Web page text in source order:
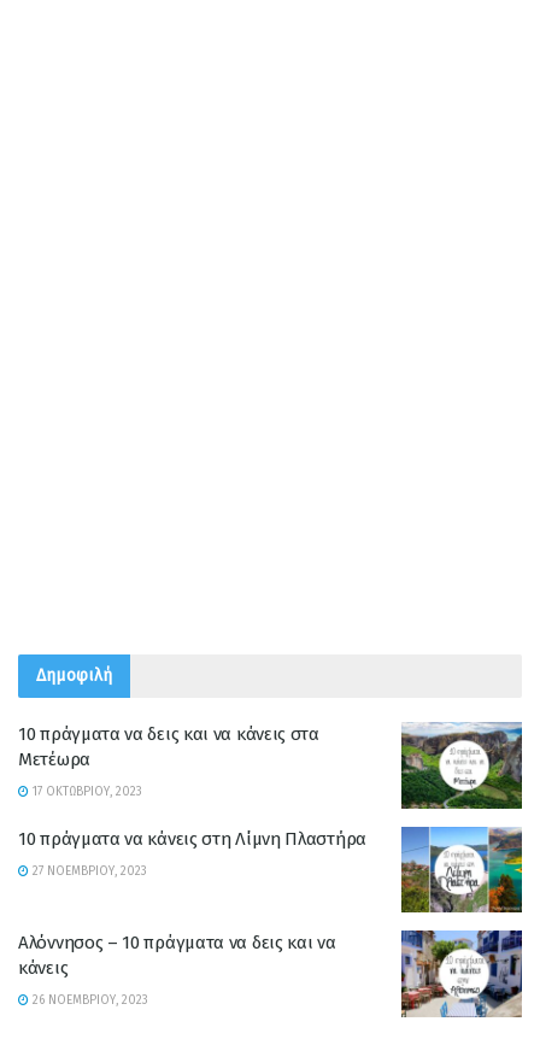
Δημοφιλή
10 πράγματα να δεις και να κάνεις στα
Μετέωρα
17 ΟΚΤΩΒΡΊΟΥ, 2023
10 πράγματα να κάνεις στη Λίμνη Πλαστήρα
27 ΝΟΕΜΒΡΊΟΥ, 2023
Αλόννησος – 10 πράγματα να δεις και να
κάνεις
26 ΝΟΕΜΒΡΊΟΥ, 2023